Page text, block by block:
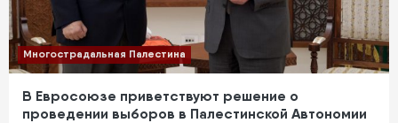
Многострадальная Палестина
В Евросоюзе приветствуют решение о
проведении выборов в Палестинской Автономии